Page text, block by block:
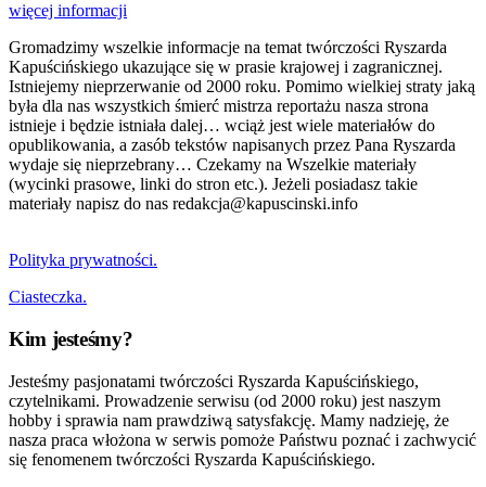
więcej informacji
Gromadzimy wszelkie informacje na temat twórczości Ryszarda
Kapuścińskiego ukazujące się w prasie krajowej i zagranicznej.
Istniejemy nieprzerwanie od 2000 roku. Pomimo wielkiej straty jaką
była dla nas wszystkich śmierć mistrza reportażu nasza strona
istnieje i będzie istniała dalej… wciąż jest wiele materiałów do
opublikowania, a zasób tekstów napisanych przez Pana Ryszarda
wydaje się nieprzebrany… Czekamy na Wszelkie materiały
(wycinki prasowe, linki do stron etc.). Jeżeli posiadasz takie
materiały napisz do nas redakcja@kapuscinski.info
Polityka prywatności.
Ciasteczka.
Kim jesteśmy?
Jesteśmy pasjonatami twórczości Ryszarda Kapuścińskiego,
czytelnikami. Prowadzenie serwisu (od 2000 roku) jest naszym
hobby i sprawia nam prawdziwą satysfakcję. Mamy nadzieję, że
nasza praca włożona w serwis pomoże Państwu poznać i zachwycić
się fenomenem twórczości Ryszarda Kapuścińskiego.